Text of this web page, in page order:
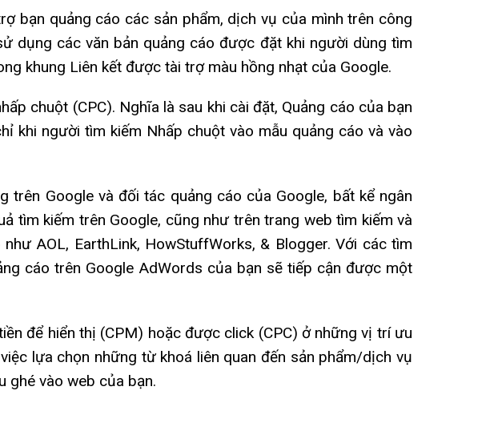
bạn quảng cáo các sản phẩm, dịch vụ của mình trên công
dụng các văn bản quảng cáo được đặt khi người dùng tìm
khung Liên kết được tài trợ màu hồng nhạt của Google.
chuột (CPC). Nghĩa là sau khi cài đặt, Quảng cáo của bạn
khi người tìm kiếm Nhấp chuột vào mẫu quảng cáo và vào
trên Google và đối tác quảng cáo của Google, bất kể ngân
tìm kiếm trên Google, cũng như trên trang web tìm kiếm và
AOL, EarthLink, HowStuffWorks, & Blogger. Với các tìm
cáo trên Google AdWords của bạn sẽ tiếp cận được một
để hiển thị (CPM) hoặc được click (CPC) ở những vị trí ưu
lựa chọn những từ khoá liên quan đến sản phẩm/dịch vụ
ghé vào web của bạn.